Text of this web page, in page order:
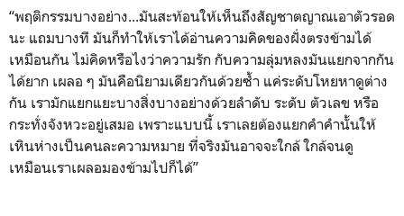
“พฤติกรรมบางอย่าง...มันสะท้อนให้เห็นถึงสัญชาตญาณเอาตัวรอด
นะ แถมบางที มันก็ทำให้เราได้อ่านความคิดของฝั่งตรงข้ามได้
เหมือนกัน ไม่คิดหรือไงว่าความรัก กับความลุ่มหลงมันแยกจากกัน
ได้ยาก เผลอ ๆ มันคือนิยามเดียวกันด้วยซ้ำ แค่ระดับโหยหาดูต่าง
กัน เรามักแยกแยะบางสิ่งบางอย่างด้วยลำดับ ระดับ ตัวเลข หรือ
กระทั่งจังหวะอยู่เสมอ เพราะแบบนี้ เราเลยต้องแยกคำคำนั้นให้
เหินห่างเป็นคนละความหมาย ที่จริงมันอาจจะใกล้ ใกล้จนดู
เหมือนเราเผลอมองข้ามไปก็ได้”